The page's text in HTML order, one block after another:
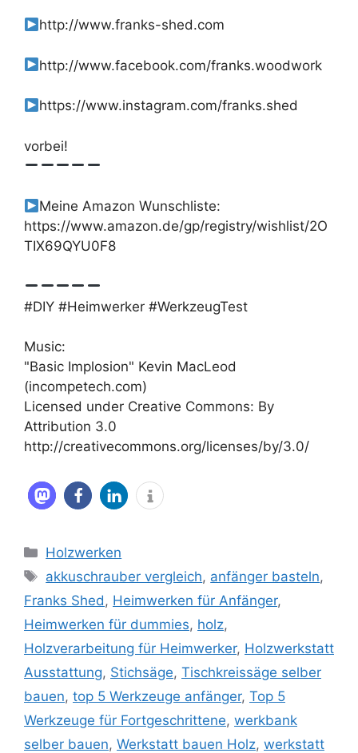
http://www.franks-shed.com
http://www.facebook.com/franks.woodwork
https://www.instagram.com/franks.shed
vorbei!
Meine Amazon Wunschliste:
https://www.amazon.de/gp/registry/wishlist/2O
TIX69QYU0F8
#DIY #Heimwerker #WerkzeugTest
Music:
"Basic Implosion" Kevin MacLeod
(incompetech.com)
Licensed under Creative Commons: By
Attribution 3.0
http://creativecommons.org/licenses/by/3.0/
Kategorien
Holzwerken
Schlagwörter
akkuschrauber vergleich, anfänger basteln,
Franks Shed , Heimwerken für Anfänger,
Heimwerken für dummies, holz,
Holzverarbeitung für Heimwerker, Holzwerkstatt
Ausstattung, Stichsäge, Tischkreissäge selber
bauen, top 5 Werkzeuge anfänger, Top 5
Werkzeuge für Fortgeschrittene, werkbank
selber bauen, Werkstatt bauen Holz, werkstatt